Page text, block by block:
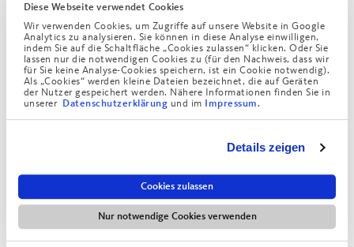
Diese Webseite verwendet Cookies
Wir verwenden Cookies, um Zugriffe auf unsere Website in Google
Analytics zu analysieren. Sie können in diese Analyse einwilligen,
indem Sie auf die Schaltfläche „Cookies zulassen“ klicken. Oder Sie
lassen nur die notwendigen Cookies zu (für den Nachweis, dass wir
für Sie keine Analyse-Cookies speichern, ist ein Cookie notwendig).
Als „Cookies“ werden kleine Dateien bezeichnet, die auf Geräten
der Nutzer gespeichert werden. Nähere Informationen finden Sie in
unserer Datenschutzerklärung und im Impressum.
Details zeigen
Cookies zulassen
Nur notwendige Cookies verwenden
Muss ich an Gott glauben oder Mitglied einer Kirche
sein, wenn ich mich an eine Seelsorgerin wende?Nein.
Wann wende ich mich an die Seelsorge?Jederzeit.
Müssen Seelsorgerinnen an Gott glauben?Es schadet
zumindest nicht.
Haben Seelsorgerinnen Humor?Besser ist es.
finden Sie ausführliche
Die Seite bietet auch konkrete Einblicke in die praktische
Umsetzung der Seelsorge im Augustinum. Sie trägt dazu